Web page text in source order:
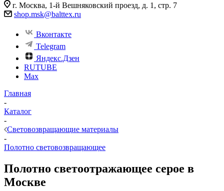
г. Москва, 1-й Вешняковский проезд, д. 1, стр. 7
shop.msk@balttex.ru
Вконтакте
Telegram
Яндекс.Дзен
RUTUBE
Max
Главная
-
Каталог
-
Световозвращающие материалы
-
Полотно световозвращающее
Полотно светоотражающее серое в
Москве